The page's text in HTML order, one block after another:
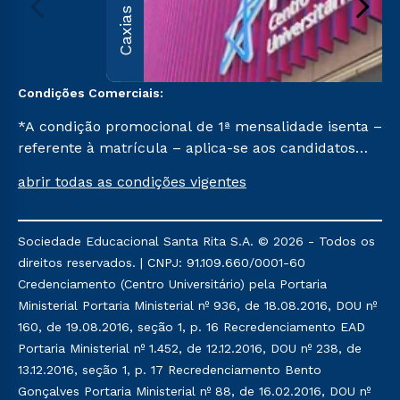
Condições Comerciais:
*A condição promocional de 1ª mensalidade isenta –
referente à matrícula – aplica-se aos candidatos
na prova on-line ou agendada, que ofertam bolsas
semestre de 2023, que ainda não tenham efetivado
e/ou não tenham cancelado ou trancado sua
matrícula em uma das Instituições da Cruzeiro do
Sul Educacional, no período de 1 ano. Tais condições
não se aplicam aos cursos de Medicina, e também
para matriculados via FIES, Prouni e outros
programas governamentais, e não se acumula com
nenhuma outra campanha ofertada pela Instituição.
abrir todas as condições vigentes
Sociedade Educacional Santa Rita S.A. © 2026 - Todos os
direitos reservados. | CNPJ: 91.109.660/0001-60
Credenciamento (Centro Universitário) pela Portaria
Ministerial Portaria Ministerial nº 936, de 18.08.2016, DOU nº
160, de 19.08.2016, seção 1, p. 16 Recredenciamento EAD
Portaria Ministerial nº 1.452, de 12.12.2016, DOU nº 238, de
13.12.2016, seção 1, p. 17 Recredenciamento Bento
Gonçalves Portaria Ministerial nº 88, de 16.02.2016, DOU nº